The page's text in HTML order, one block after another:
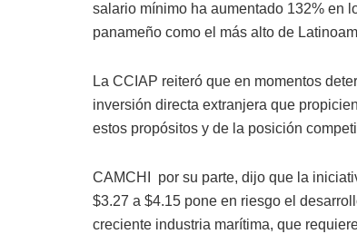
salario mínimo ha aumentado 132% en
panameño como el más alto de
La CCIAP reiteró que en momentos
inversión directa extranjera que
estos propósitos y de la posición
CAMCHI por su parte, dijo que la
$3.27 a $4.15 pone en riesgo el
creciente industria marítima, que